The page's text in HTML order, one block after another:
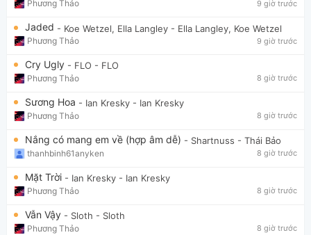
Phương Thảo 9 giờ trước
Jaded - Koe Wetzel, Ella Langley - Ella Langley, Koe Wetzel
Phương Thảo 9 giờ trước
Cry Ugly - FLO - FLO
Phương Thảo 8 giờ trước
Sương Hoa - Ian Kresky - Ian Kresky
Phương Thảo 8 giờ trước
Nắng có mang em về (hợp âm dễ) - Shartnuss - Thái Bảo
thanhbinh61anyken 8 giờ trước
Mặt Trời - Ian Kresky - Ian Kresky
Phương Thảo 8 giờ trước
Vẫn Vậy - Sloth - Sloth
Phương Thảo 8 giờ trước